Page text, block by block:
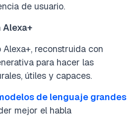
de usuario.
Alexa+
reconstruida con
para hacer las
útiles y capaces.
de lenguaje grandes
mejor el habla